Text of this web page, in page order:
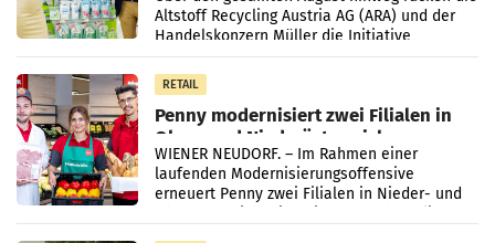
Altstoff Recycling Austria AG (ARA) und der
Handelskonzern Müller die Initiative
„Kreislauf-Helden“ in allen österreichischen
Müller-Filialen
RETAIL
Penny modernisiert zwei Filialen in
Ober- und Niederösterreich
WIENER NEUDORF. – Im Rahmen einer
laufenden Modernisierungsoffensive
erneuert Penny zwei Filialen in Nieder- und